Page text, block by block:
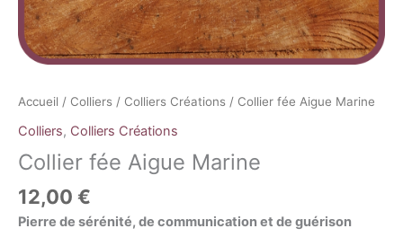
Accueil / Colliers / Colliers Créations / Collier fée Aigue Marine
Colliers, Colliers Créations
Collier fée Aigue Marine
12,00 €
Pierre de sérénité, de communication et de guérison